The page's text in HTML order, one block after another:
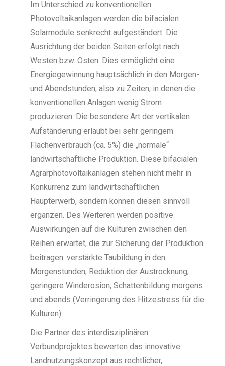
Im Unterschied zu konventionellen
Photovoltaikanlagen werden die bifacialen
Solarmodule senkrecht aufgeständert. Die
Ausrichtung der beiden Seiten erfolgt nach
Westen bzw. Osten. Dies ermöglicht eine
Energiegewinnung hauptsächlich in den Morgen-
und Abendstunden, also zu Zeiten, in denen die
konventionellen Anlagen wenig Strom
produzieren. Die besondere Art der vertikalen
Aufständerung erlaubt bei sehr geringem
Flächenverbrauch (ca. 5%) die „normale“
landwirtschaftliche Produktion. Diese bifacialen
Agrarphotovoltaikanlagen stehen nicht mehr in
Konkurrenz zum landwirtschaftlichen
Haupterwerb, sondern können diesen sinnvoll
ergänzen. Des Weiteren werden positive
Auswirkungen auf die Kulturen zwischen den
Reihen erwartet, die zur Sicherung der Produktion
beitragen: verstärkte Taubildung in den
Morgenstunden, Reduktion der Austrocknung,
geringere Winderosion, Schattenbildung morgens
und abends (Verringerung des Hitzestress für die
Kulturen).
Die Partner des interdisziplinären
Verbundprojektes bewerten das innovative
Landnutzungskonzept aus rechtlicher,